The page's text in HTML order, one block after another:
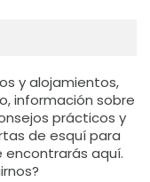
y alojamientos,
información sobre
prácticos y
de esquí para
encontrarás aquí.